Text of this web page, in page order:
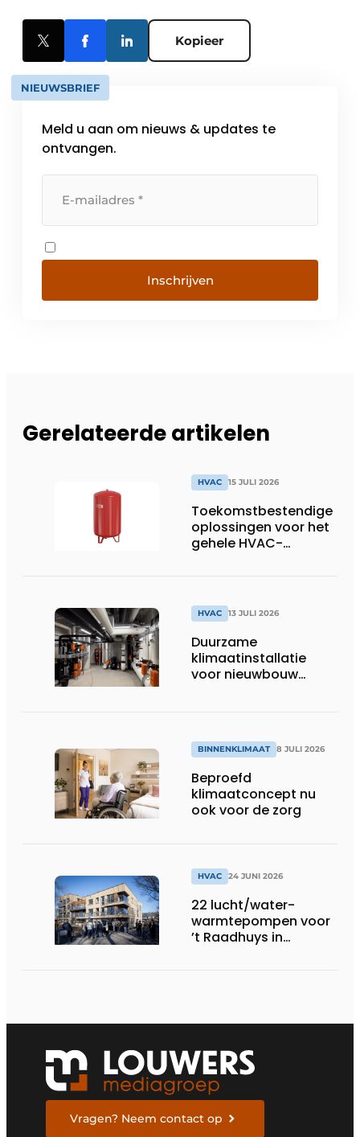
Kopieer
NIEUWSBRIEF
Meld u aan om nieuws & updates te
ontvangen.
Inschrijven
Gerelateerde artikelen
HVAC 15 JULI 2026
Toekomstbestendige
oplossingen voor het
gehele HVAC-
HVAC 13 JULI 2026
Duurzame
klimaatinstallatie
voor nieuwbouw
BINNENKLIMAAT 8 JULI 2026
Beproefd
klimaatconcept nu
ook voor de zorg
HVAC 24 JUNI 2026
22 lucht/water-
warmtepompen voor
’t Raadhuys in
Vragen? Neem contact op